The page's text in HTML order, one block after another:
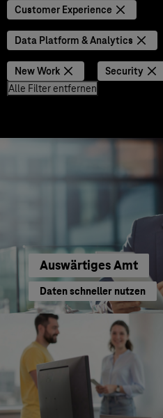
Customer Experience
Data Platform & Analytics
New Work
Security
Alle Filter entfernen
Auswärtiges Amt
Daten schneller nutzen